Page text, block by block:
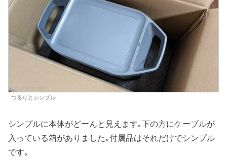
つるりとシンプル
シンプルに本体がどーんと見えます｡下の方にケーブルが
入っている箱がありました｡付属品はそれだけでシンプル
です｡